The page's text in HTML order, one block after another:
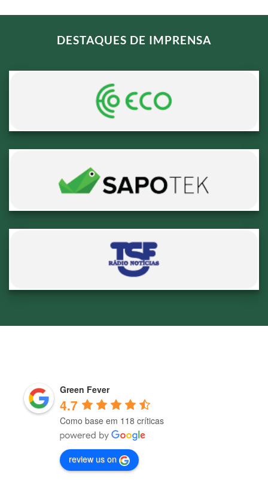
DESTAQUES DE IMPRENSA
Green Fever
4.7
Como base em 118 críticas
review us on